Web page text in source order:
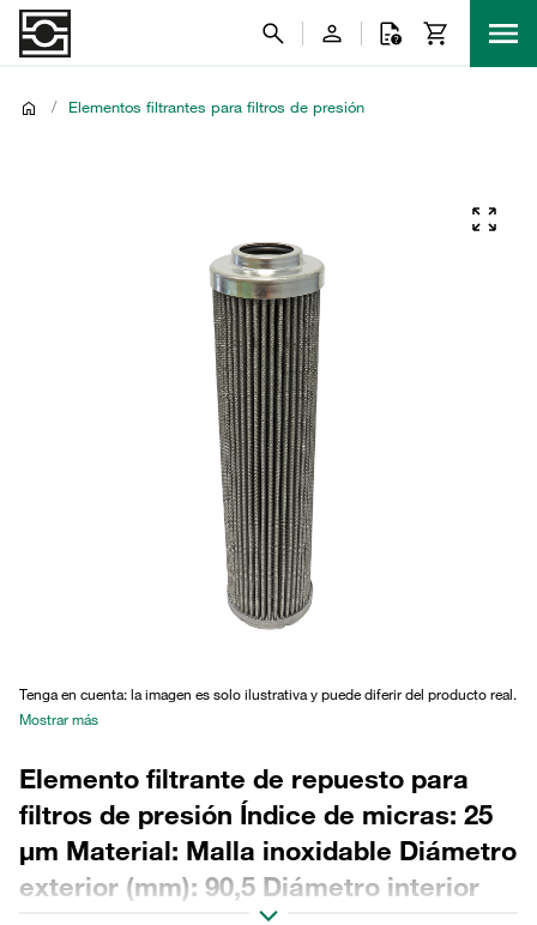
/ Elementos filtrantes para filtros de presión
Tenga en cuenta: la imagen es solo ilustrativa y puede diferir del producto real.
Mostrar más
Elemento filtrante de repuesto para
filtros de presión Índice de micras: 25
µm Material: Malla inoxidable Diámetro
exterior (mm): 90,5 Diámetro interior